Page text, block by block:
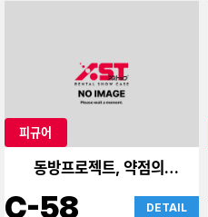
피규어
동방프로젝트, 약점의 한
사람
C-58 DETAIL